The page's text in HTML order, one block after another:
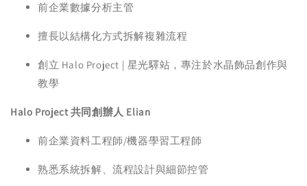
前企業數據分析主管
擅長以結構化方式拆解複雜流程
創立 Halo Project | 星光驛站，專注於水晶飾品創作與
教學
Halo Project 共同創辦人 Elian
前企業資料工程師/機器學習工程師
熟悉系統拆解、流程設計與細節控管